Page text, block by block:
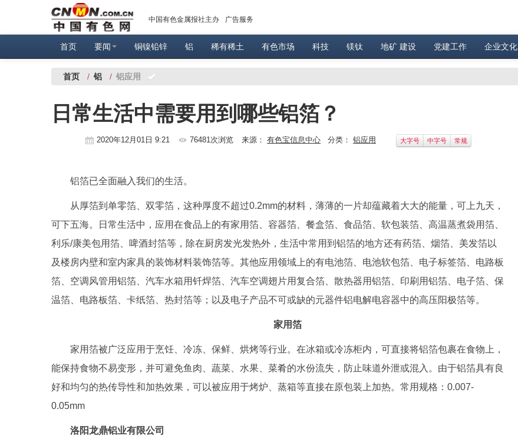
中国有色金属报社主办 广告服务
首页 要闻 铜镍铅锌 铝 稀有稀土 有色市场 科技 镁钛 地矿 建设 党建工作 企业文化
首页 / 铝 / 铝应用
日常生活中需要用到哪些铝箔？
2020年12月01日 9:21 76481次浏览 来源： 有色宝信息中心 分类： 铝应用 大字号 中字号 常规
铝箔已全面融入我们的生活。
从厚箔到单零箔、双零箔，这种厚度不超过0.2mm的材料，薄薄的一片却蕴藏着大大的能量，可上九天，
可下五海。日常生活中，应用在食品上的有家用箔、容器箔、餐盒箔、食品箔、软包装箔、高温蒸煮袋用箔、
利乐/康美包用箔、啤酒封箔等，除在厨房发光发热外，生活中常用到铝箔的地方还有药箔、烟箔、美发箔以
及楼房内壁和室内家具的装饰材料装饰箔等。其他应用领域上的有电池箔、电池软包箔、电子标签箔、电路板
箔、空调风管用铝箔、汽车水箱用钎焊箔、汽车空调翅片用复合箔、散热器用铝箔、印刷用铝箔、电子箔、保
温箔、电路板箔、卡纸箔、热封箔等；以及电子产品不可或缺的元器件铝电解电容器中的高压阳极箔等。
家用箔
家用箔被广泛应用于烹饪、冷冻、保鲜、烘烤等行业。在冰箱或冷冻柜内，可直接将铝箔包裹在食物上，
能保持食物不易变形，并可避免鱼肉、蔬菜、水果、菜肴的水份流失，防止味道外泄或混入。由于铝箔具有良
好和均匀的热传导性和加热效果，可以被应用于烤炉、蒸箱等直接在原包装上加热。常用规格：0.007-
0.05mm
洛阳龙鼎铝业有限公司